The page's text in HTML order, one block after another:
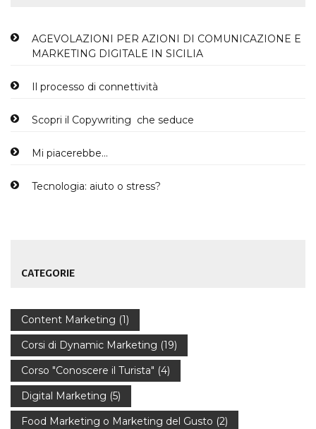
AGEVOLAZIONI PER AZIONI DI COMUNICAZIONE E
MARKETING DIGITALE IN SICILIA
Il processo di connettività
Scopri il Copywriting che seduce
Mi piacerebbe…
Tecnologia: aiuto o stress?
CATEGORIE
Content Marketing (1)
Corsi di Dynamic Marketing (19)
Corso "Conoscere il Turista" (4)
Digital Marketing (5)
Food Marketing o Marketing del Gusto (2)